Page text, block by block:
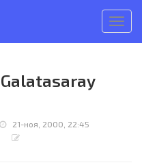
меню
Galatasaray
21-ноя, 2000, 22:45